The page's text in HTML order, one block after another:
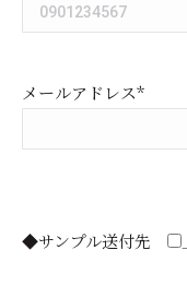
メールアドレス*
◆サンプル送付先